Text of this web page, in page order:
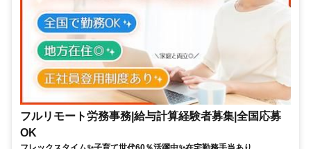
フルリモート労務事務|給与計算経験者募集|全国応募
OK